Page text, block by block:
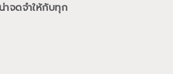
จดจำให้กับทุก